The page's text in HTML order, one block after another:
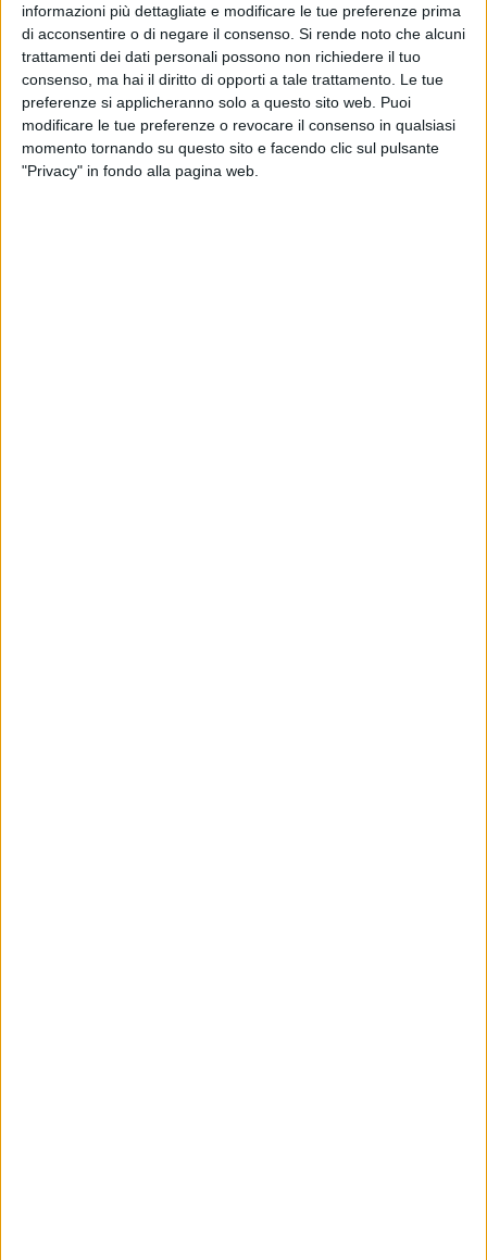
informazioni più dettagliate e modificare le tue preferenze prima
di acconsentire o di negare il consenso. Si rende noto che alcuni
trattamenti dei dati personali possono non richiedere il tuo
consenso, ma hai il diritto di opporti a tale trattamento. Le tue
preferenze si applicheranno solo a questo sito web. Puoi
modificare le tue preferenze o revocare il consenso in qualsiasi
momento tornando su questo sito e facendo clic sul pulsante
"Privacy" in fondo alla pagina web.
condominio via Kennedy aNoci,un operaio è caduto
rovinosamente dall' impalcatura, fermandosi al piano
sottostante.
I primi a soccorrere il33enne gravinesesono stati i membri
dell'equipaggio MIKE del 118 della postazione di Noci, che
hanno stabilizzato l'operaio. Poi, con l'aiuto dei vigili del